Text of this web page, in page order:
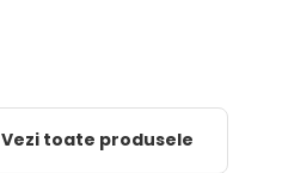
Vezi toate produsele